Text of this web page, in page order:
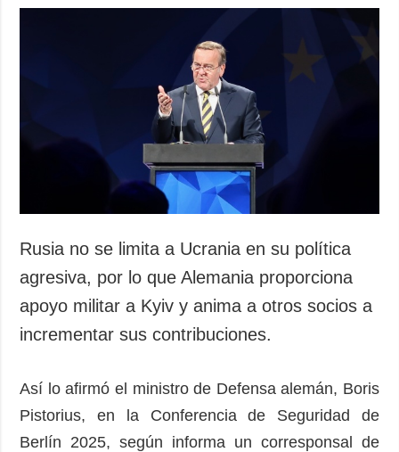
Rusia no se limita a Ucrania en su política
agresiva, por lo que Alemania proporciona
apoyo militar a Kyiv y anima a otros socios a
incrementar sus contribuciones.
Así lo afirmó el ministro de Defensa alemán, Boris
Pistorius, en la Conferencia de Seguridad de
Berlín 2025, según informa un corresponsal de